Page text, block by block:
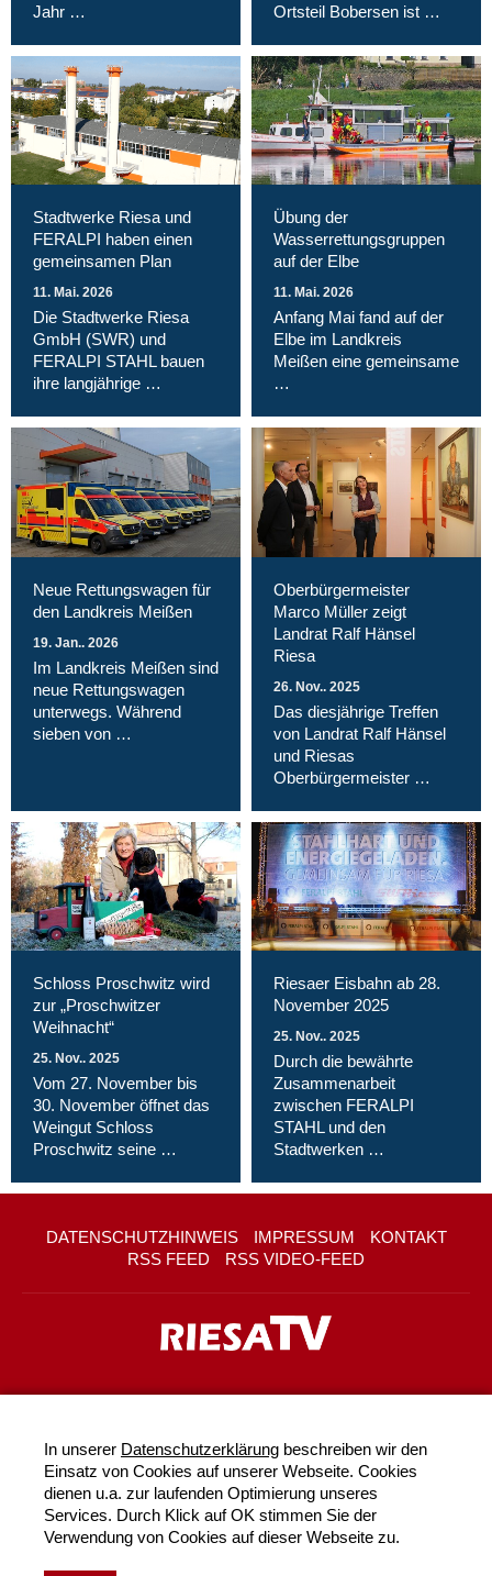
Jahr …
Ortsteil Bobersen ist …
Stadtwerke Riesa und
FERALPI haben einen
gemeinsamen Plan
11. Mai. 2026
Die Stadtwerke Riesa
GmbH (SWR) und
FERALPI STAHL bauen
ihre langjährige …
Übung der
Wasserrettungsgruppen
auf der Elbe
11. Mai. 2026
Anfang Mai fand auf der
Elbe im Landkreis
Meißen eine gemeinsame
…
Neue Rettungswagen für
den Landkreis Meißen
19. Jan.. 2026
Im Landkreis Meißen sind
neue Rettungswagen
unterwegs. Während
sieben von …
Oberbürgermeister
Marco Müller zeigt
Landrat Ralf Hänsel
Riesa
26. Nov.. 2025
Das diesjährige Treffen
von Landrat Ralf Hänsel
und Riesas
Oberbürgermeister …
Schloss Proschwitz wird
zur „Proschwitzer
Weihnacht“
25. Nov.. 2025
Vom 27. November bis
30. November öffnet das
Weingut Schloss
Proschwitz seine …
Riesaer Eisbahn ab 28.
November 2025
25. Nov.. 2025
Durch die bewährte
Zusammenarbeit
zwischen FERALPI
STAHL und den
Stadtwerken …
DATENSCHUTZHINWEIS IMPRESSUM
KONTAKT
RSS FEED
RSS VIDEO-FEED
In unserer Datenschutzerklärung beschreiben wir den
Einsatz von Cookies auf unserer Webseite. Cookies
dienen u.a. zur laufenden Optimierung unseres
Services. Durch Klick auf OK stimmen Sie der
Verwendung von Cookies auf dieser Webseite zu.